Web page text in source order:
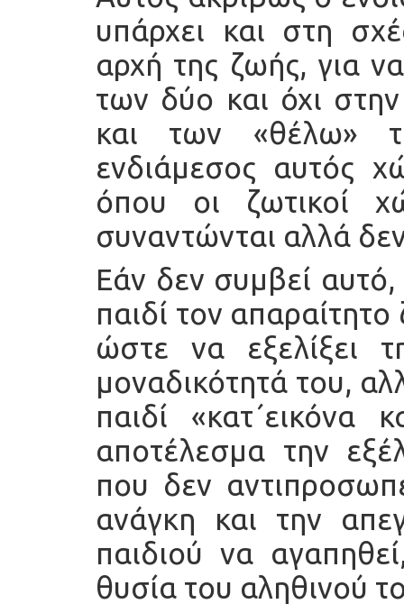
υπάρχει και στη
αρχή της ζωής, για
των δύο και όχι
και των «θέλω»
ενδιάμεσος αυτός
όπου οι ζωτικοί
συναντώνται αλλά
Εάν δεν συμβεί αυτό,
παιδί τον
ώστε να εξελίξει
μοναδικότητά του,
παιδί «κατ΄εικόνα
αποτέλεσμα την
που δεν
ανάγκη και την
παιδιού να
θυσία του αληθινού